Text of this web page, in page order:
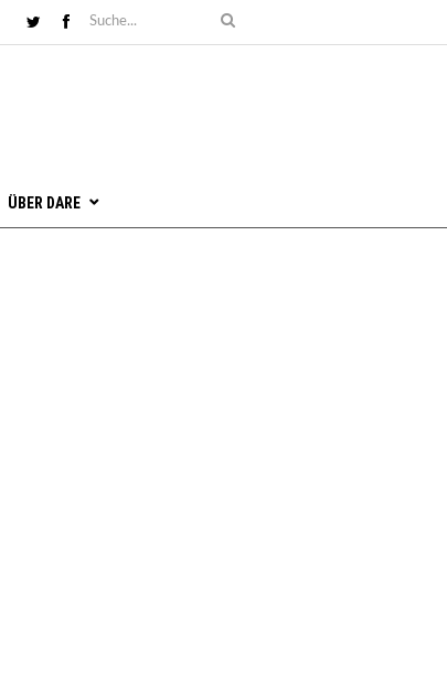
ÜBER DARE